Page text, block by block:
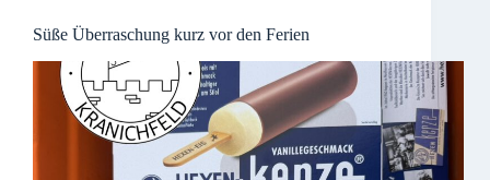
Süße Überraschung kurz vor den Ferien